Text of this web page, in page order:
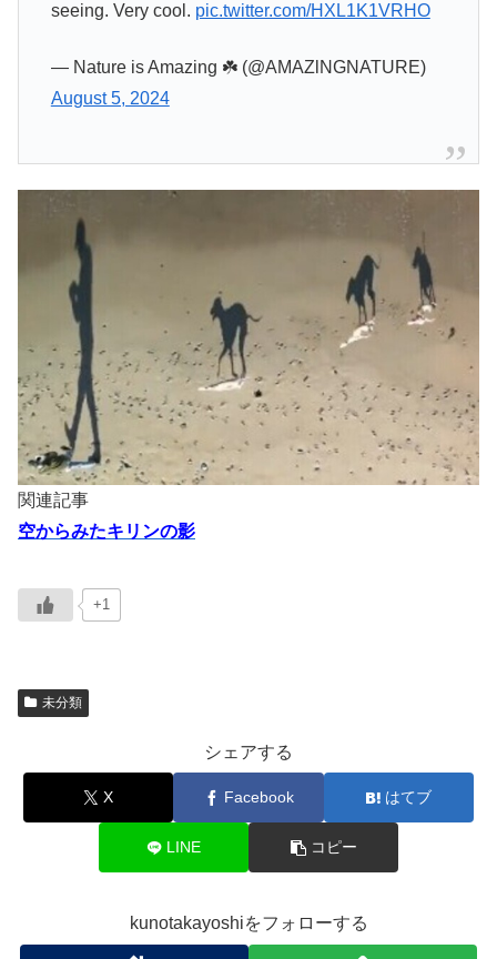
seeing. Very cool. pic.twitter.com/HXL1K1VRHO
— Nature is Amazing ☘️ (@AMAZlNGNATURE)
August 5, 2024
関連記事
空からみたキリンの影
+1
未分類
シェアする
X Facebook はてブ
LINE コピー
kunotakayoshiをフォローする